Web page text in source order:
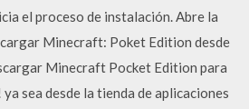
el proceso de instalación. Abre la
Minecraft: Poket Edition desde
Minecraft Pocket Edition para
sea desde la tienda de aplicaciones